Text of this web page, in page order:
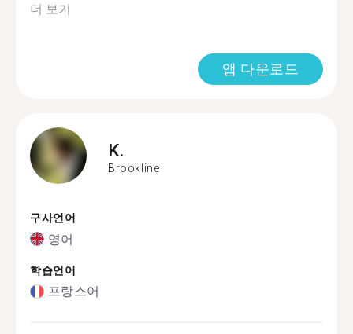
더 보기
앱 다운로드
K.
Brookline
구사언어
영어
학습언어
프랑스어